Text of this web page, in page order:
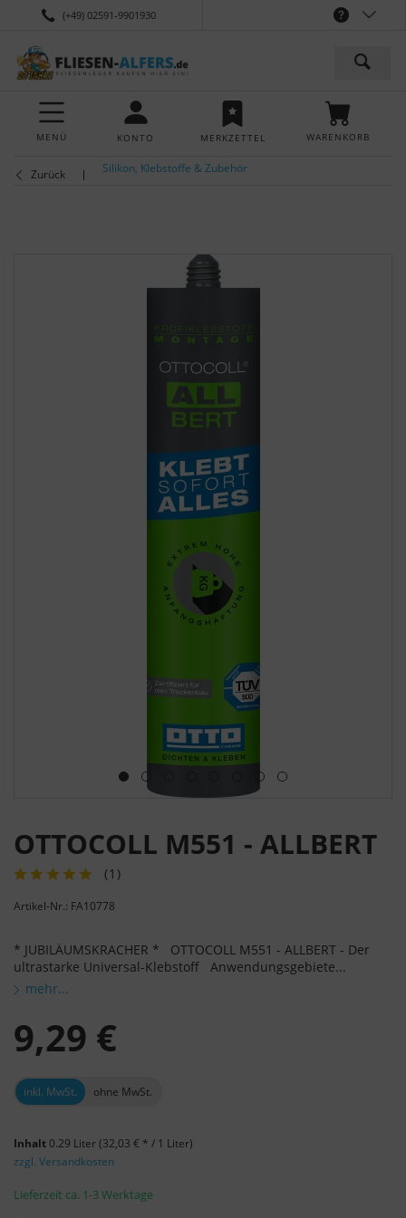
(+49) 02591-9901930
MENÜ KONTO MERKZETTEL WARENKORB
Zurück Silikon, Klebstoffe & Zubehör
OTTOCOLL M551 - ALLBERT
(1 )
Artikel-Nr.: FA10778
* JUBILÄUMSKRACHER * OTTOCOLL M551 - ALLBERT - Der
ultrastarke Universal-Klebstoff Anwendungsgebiete...
mehr...
9,29 €
inkl. MwSt. ohne MwSt.
Inhalt0.29 Liter(32,03 € * / 1 Liter)
zzgl. Versandkosten
Lieferzeit ca. 1-3 Werktage